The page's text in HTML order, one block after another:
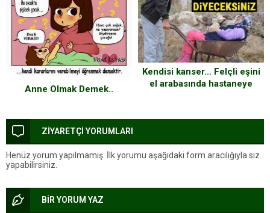
Anne Olmak Demek..
Kendisi kanser… Felçli eşini
el arabasında hastaneye
ZİYARETÇİ YORUMLARI
Henüz yorum yapılmamış. İlk yorumu aşağıdaki form aracılığıyla siz
yapabilirsiniz.
BİR YORUM YAZ